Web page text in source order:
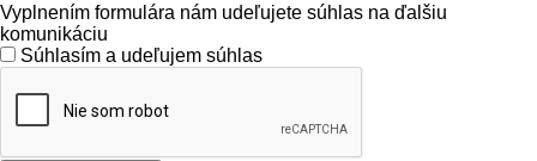
Vyplnením formulára nám udeľujete súhlas na ďalšiu
komunikáciu
Súhlasím a udeľujem súhlas